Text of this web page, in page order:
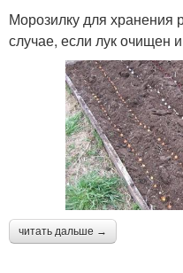
Морозилку для хранения
случае, если лук очищен
читать дальше →